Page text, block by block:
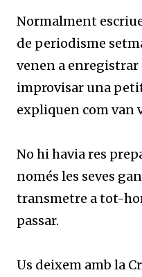
Normalment
de periodisme
venen a
improvisar una
expliquen com van
No hi havia res
només les seves
transmetre a tot-
passar.
Us deixem amb la